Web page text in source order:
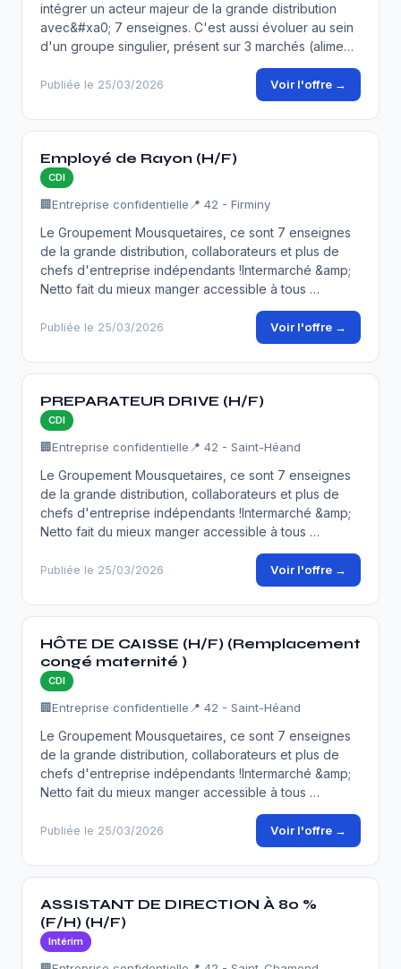
intégrer un acteur majeur de la grande distribution
avec&#xa0; 7 enseignes. C'est aussi évoluer au sein
d'un groupe singulier, présent sur 3 marchés (alime…
Publiée le 25/03/2026 Voir l'offre →
Employé de Rayon (H/F)
CDI
🏢Entreprise confidentielle 📍 42 - Firminy
Le Groupement Mousquetaires, ce sont 7 enseignes
de la grande distribution, collaborateurs et plus de
chefs d'entreprise indépendants !Intermarché &amp;
Netto fait du mieux manger accessible à tous …
Publiée le 25/03/2026 Voir l'offre →
PREPARATEUR DRIVE (H/F)
CDI
🏢Entreprise confidentielle 📍 42 - Saint-Héand
Le Groupement Mousquetaires, ce sont 7 enseignes
de la grande distribution, collaborateurs et plus de
chefs d'entreprise indépendants !Intermarché &amp;
Netto fait du mieux manger accessible à tous …
Publiée le 25/03/2026 Voir l'offre →
HÔTE DE CAISSE (H/F) (Remplacement
congé maternité )
CDI
🏢Entreprise confidentielle 📍 42 - Saint-Héand
Le Groupement Mousquetaires, ce sont 7 enseignes
de la grande distribution, collaborateurs et plus de
chefs d'entreprise indépendants !Intermarché &amp;
Netto fait du mieux manger accessible à tous …
Publiée le 25/03/2026 Voir l'offre →
ASSISTANT DE DIRECTION À 80 %
(F/H) (H/F)
Intérim